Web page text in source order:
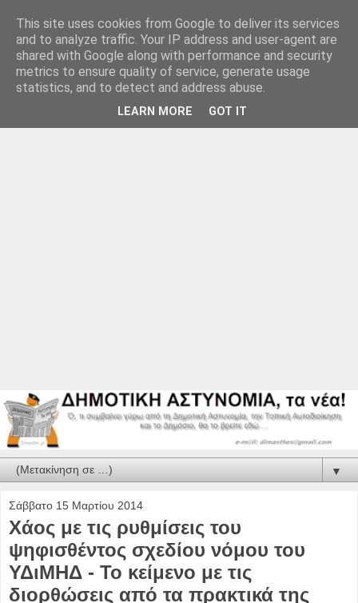
▼
Σάββατο 15 Μαρτίου 2014
Χάος με τις ρυθμίσεις του
ψηφισθέντος σχεδίου νόμου του
ΥΔιΜΗΔ - Το κείμενο με τις
διορθώσεις από τα πρακτικά της
This site uses cookies from Google to deliver its services
and to analyze traffic. Your IP address and user-agent are
shared with Google along with performance and security
metrics to ensure quality of service, generate usage
statistics, and to detect and address abuse.
LEARN MORE GOT IT